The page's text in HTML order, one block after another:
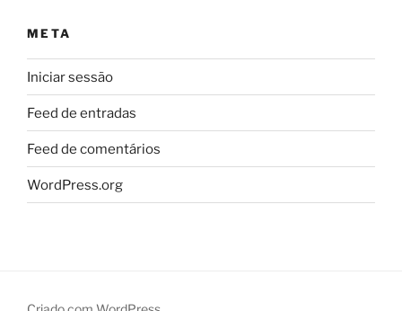
META
Iniciar sessão
Feed de entradas
Feed de comentários
WordPress.org